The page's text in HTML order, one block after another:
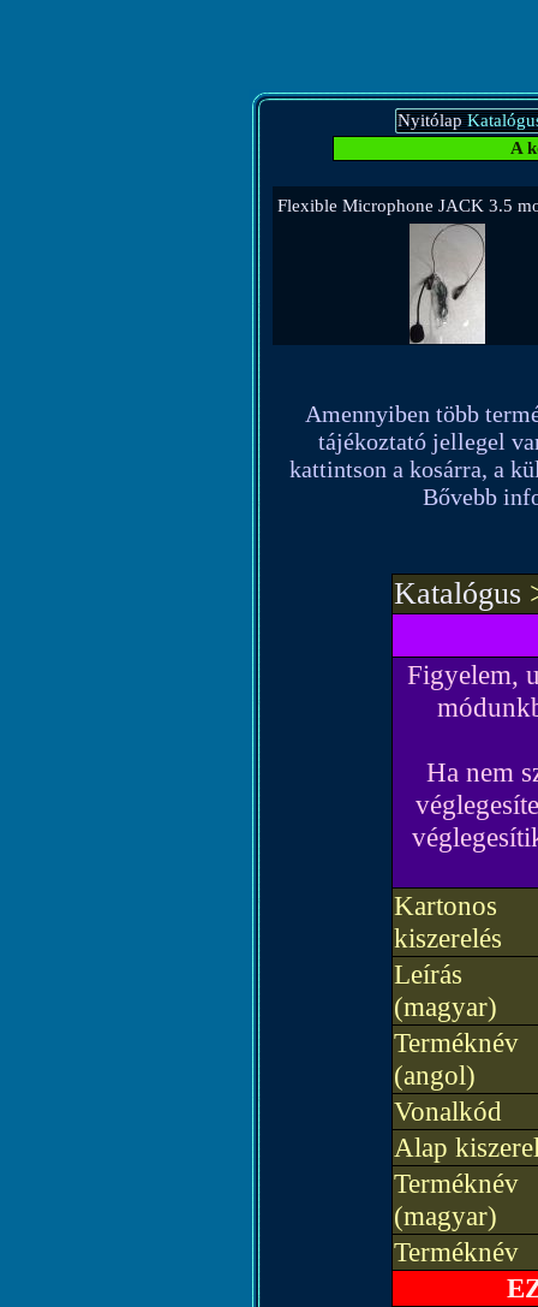
Nyitólap
A
Flexible Microphone JACK 3.5
Amennyiben több
tájékoztató jellegel
kattintson a kosárra, a
Bővebb
Katalógus
Figyelem,
Ha nem
Kartonos
kiszerelés
Leírás
(magyar)
Terméknév
(angol)
Vonalkód
Alap
Terméknév
(magyar)
Terméknév